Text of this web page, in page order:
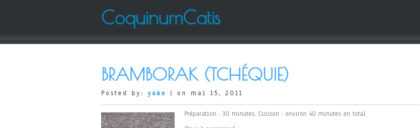
CoquinumCatis
BRAMBORAK (TCHÉQUIE)
Posted by: yoko | on mai 15, 2011
Préparation : 30 minutes, Cuisson : environ 40 minutes en total